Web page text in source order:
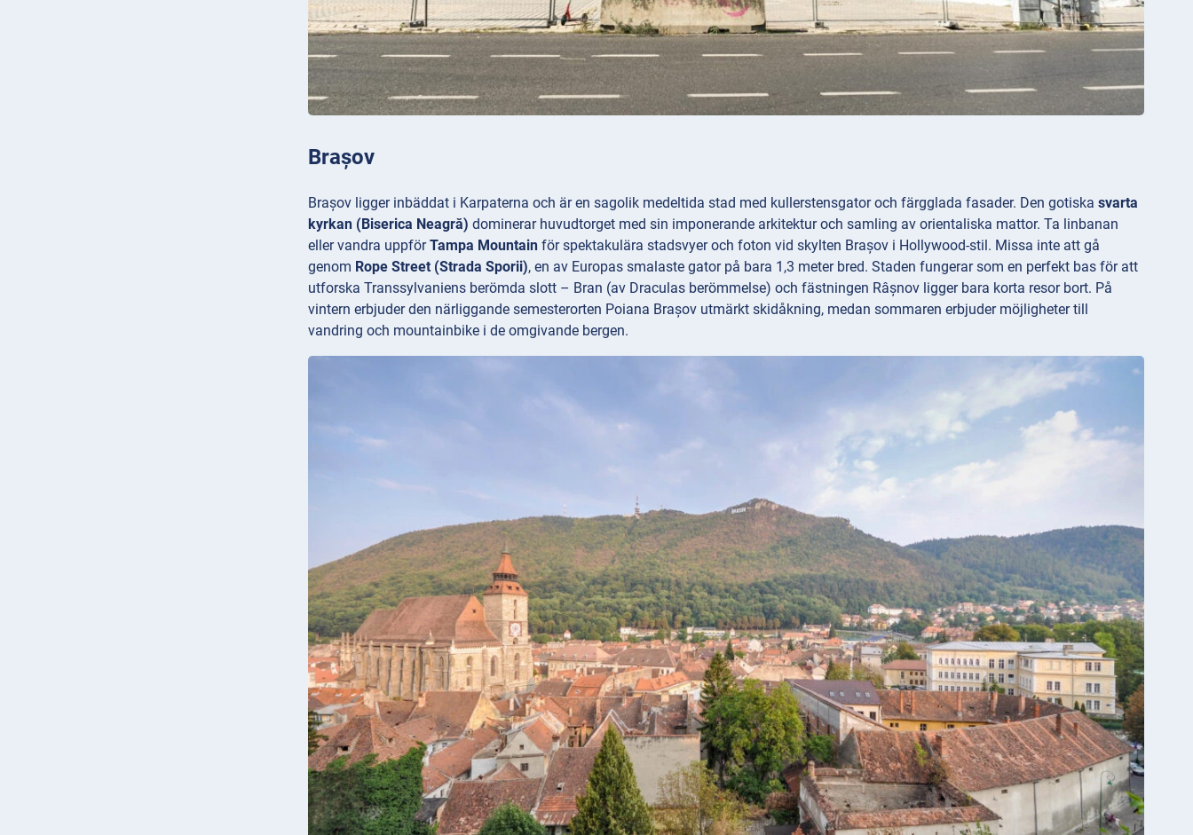
Brașov
Brașov ligger inbäddat i Karpaterna och är en sagolik medeltida stad med kullerstensgator och färgglada fasader. Den gotiska svarta
kyrkan (Biserica Neagră) dominerar huvudtorget med sin imponerande arkitektur och samling av orientaliska mattor. Ta linbanan
eller vandra uppförTampa Mountain för spektakulära stadsvyer och foton vid skylten Brașov i Hollywood-stil. Missa inte att gå
genom Rope Street (Strada Sporii), en av Europas smalaste gator på bara 1,3 meter bred. Staden fungerar som en perfekt bas för att
utforska Transsylvaniens berömda slott – Bran (av Draculas berömmelse) och fästningen Râșnov ligger bara korta resor bort. På
vintern erbjuder den närliggande semesterorten Poiana Brașov utmärkt skidåkning, medan sommaren erbjuder möjligheter till
vandring och mountainbike i de omgivande bergen.